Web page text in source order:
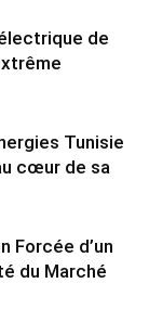
de
Tunisie
cœur de sa
Forcée d’un
du Marché